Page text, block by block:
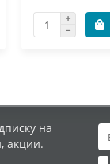
на
акции.